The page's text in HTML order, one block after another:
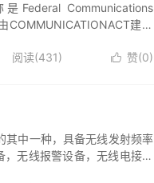
Communications
建立
 赞(0)
阅读(431)
其中一种，具备无线发射频率
无线报警设备，无线电接收